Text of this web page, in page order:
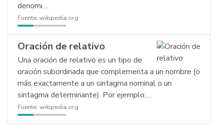
denomi…
Fuente: wikipedia.org
Oración de relativo
Una oración de relativo es un tipo de
oración subordinada que complementa a un nombre (o
más exactamente a un sintagma nominal o un
sintagma determinante). Por ejemplo:…
Fuente: wikipedia.org